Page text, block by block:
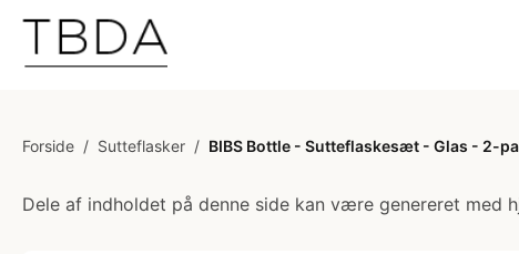
Forside / Sutteflasker / BIBS Bottle - Sutteflaskesæt - Glas - 2-
Dele af indholdet på denne side kan være genereret med